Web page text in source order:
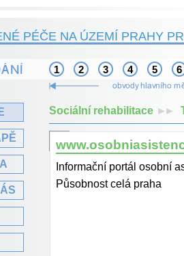
PÉČE NA ÚZEMÍ PRAHY
1 2 3 4 5 6
Sociální rehabilitace ►►
Informační portál osobní
Působnost celá praha